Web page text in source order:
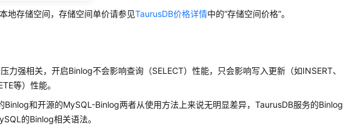
地存储空间，存储空间单价请参见TaurusDB价格详情中的“存储空间价格”。
力强相关，开启Binlog不会影响查询（SELECT）性能，只会影响写入更新（如INSERT、
等）性能。
Binlog和开源的MySQL-Binlog两者从使用方法上来说无明显差异，TaurusDB服务的Binlog
的Binlog相关语法。